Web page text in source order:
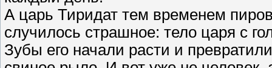
А царь Тиридат тем временем
случилось страшное: тело царя с
Зубы его начали расти и